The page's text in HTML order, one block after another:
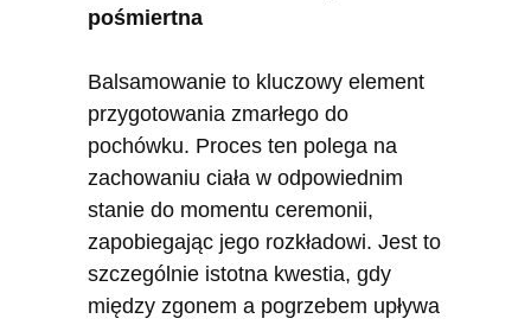
pośmiertna
Balsamowanie to kluczowy element
przygotowania zmarłego do
pochówku. Proces ten polega na
zachowaniu ciała w odpowiednim
stanie do momentu ceremonii,
zapobiegając jego rozkładowi. Jest to
szczególnie istotna kwestia, gdy
między zgonem a pogrzebem upływa